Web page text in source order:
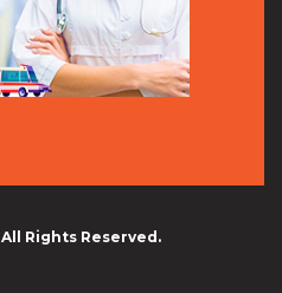
All Rights Reserved.